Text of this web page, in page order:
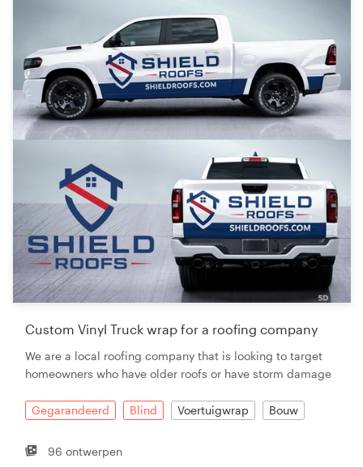
Custom Vinyl Truck wrap for a roofing company
We are a local roofing company that is looking to target
homeowners who have older roofs or have storm damage
Gegarandeerd Blind Voertuigwrap Bouw
96 ontwerpen